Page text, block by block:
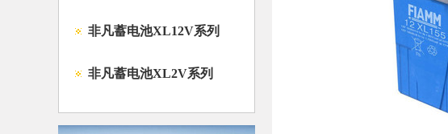
非凡蓄电池XL12V系列
非凡蓄电池XL2V系列